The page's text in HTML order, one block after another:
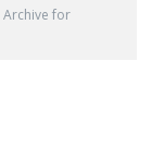
Archive for